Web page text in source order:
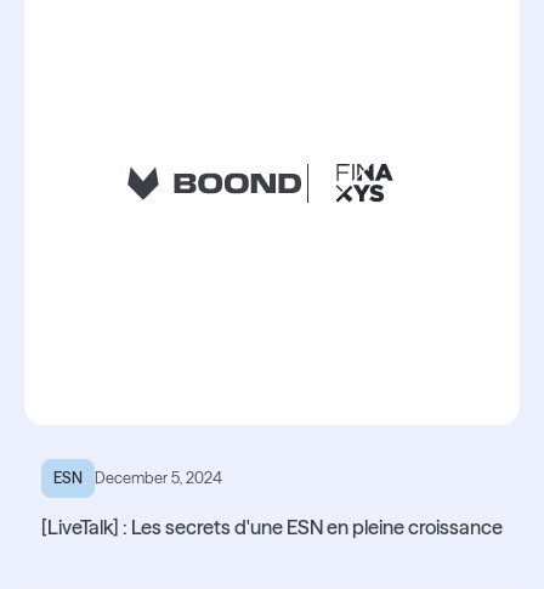
ESN December 5, 2024
[LiveTalk] : Les secrets d'une ESN en pleine croissance